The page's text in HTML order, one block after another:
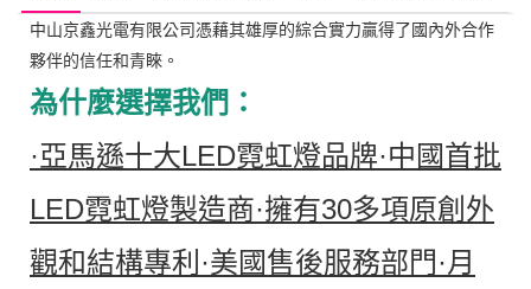
中山京鑫光電有限公司憑藉其雄厚的綜合實力贏得了國內外合作
夥伴的信任和青睞。
為什麼選擇我們：
·亞馬遜十大LED霓虹燈品牌·中國首批
LED霓虹燈製造商·擁有30多項原創外
觀和結構專利 ·美國售後服務部門 ·月